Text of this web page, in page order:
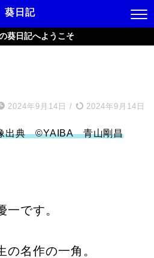
葵日記
葵日記へようこそ
2024年9月14日 / 2024年9月14日
出典 ©YAIBA 青山剛昌
一です。
名作の一角。